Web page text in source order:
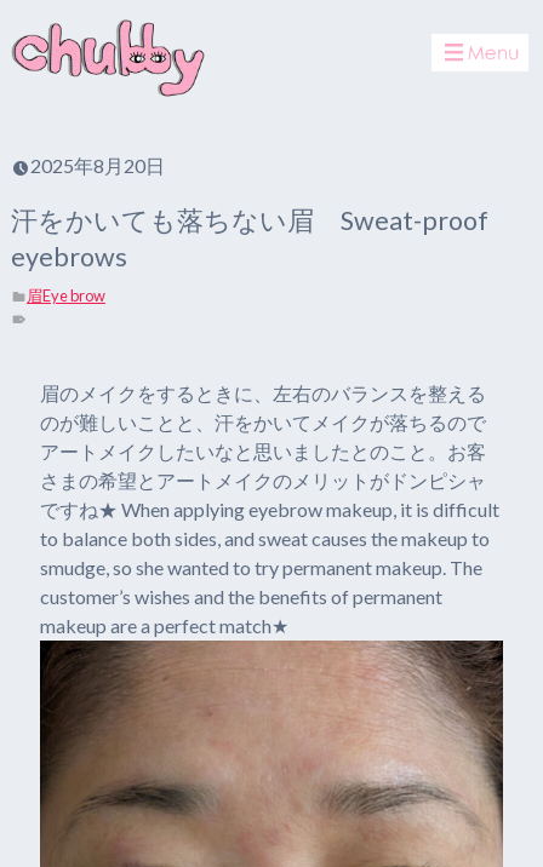
2025年8月20日
汗をかいても落ちない眉 Sweat-proof
eyebrows
眉Eye brow
眉のメイクをするときに、左右のバランスを整える
のが難しいことと、汗をかいてメイクが落ちるので
アートメイクしたいなと思いましたとのこと。お客
さまの希望とアートメイクのメリットがドンピシャ
ですね★ When applying eyebrow makeup, it is difficult
to balance both sides, and sweat causes the makeup to
smudge, so she wanted to try permanent makeup. The
customer’s wishes and the benefits of permanent
makeup are a perfect match★